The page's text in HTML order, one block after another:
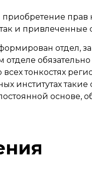
и привлеченные
отдел,
отделе
тонкостях
институтах